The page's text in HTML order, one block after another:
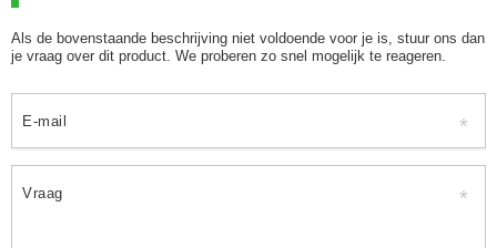
Als de bovenstaande beschrijving niet voldoende voor je is, stuur ons dan
je vraag over dit product. We proberen zo snel mogelijk te reageren.
E-mail
Vraag